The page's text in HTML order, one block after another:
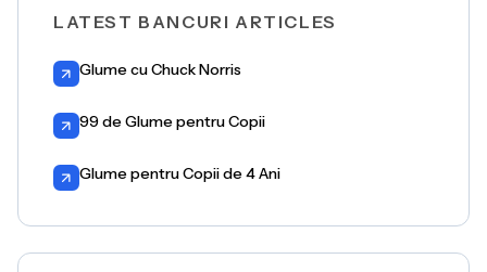
LATEST BANCURI ARTICLES
Glume cu Chuck Norris
99 de Glume pentru Copii
Glume pentru Copii de 4 Ani